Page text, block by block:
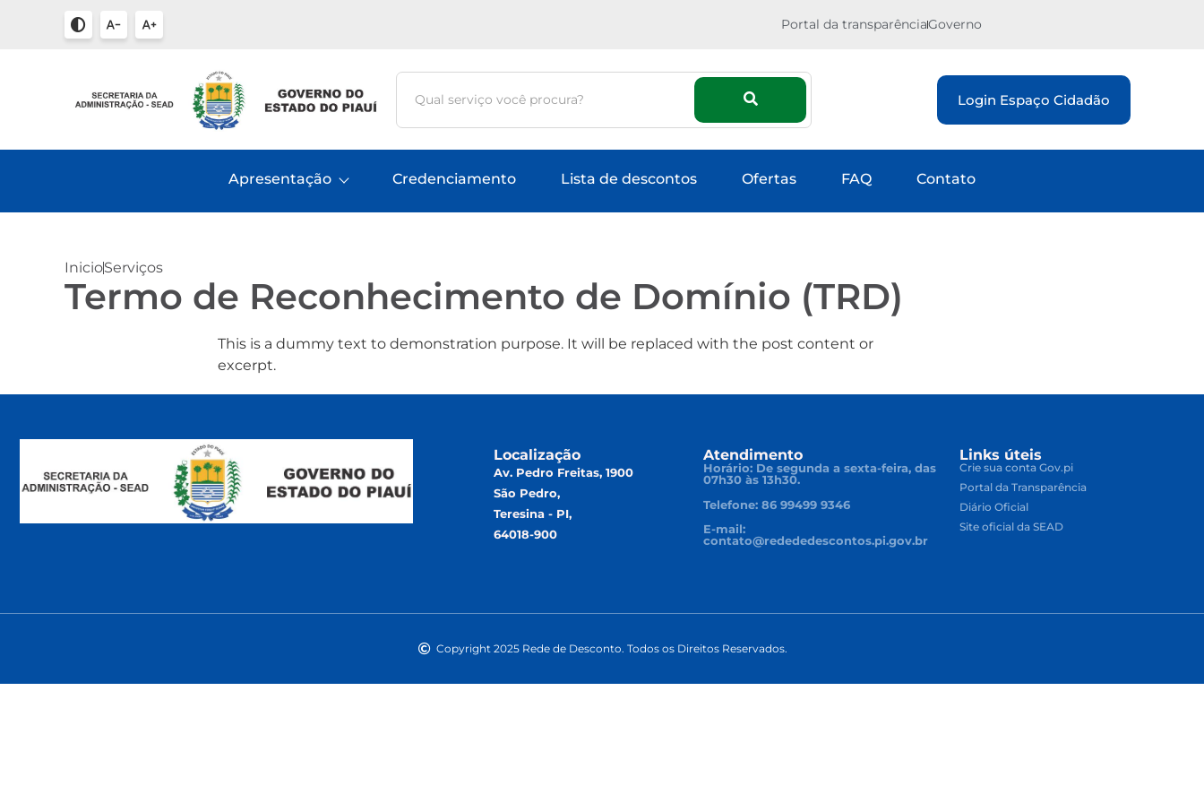
Portal da transparênciaGoverno
Login Espaço Cidadão
Apresentação Credenciamento Lista de descontos Ofertas FAQ Contato
InicioServiços
Termo de Reconhecimento de Domínio (TRD)
This is a dummy text to demonstration purpose. It will be replaced with the post content or
excerpt.
Localização
Av. Pedro Freitas, 1900
São Pedro,
Teresina - PI,
64018-900
Atendimento
Horário: De segunda a sexta-feira, das
07h30 às 13h30.
Telefone: 86 99499 9346
E-mail:
contato@redededescontos.pi.gov.br
Links úteis
Crie sua conta Gov.pi
Portal da Transparência
Diário Oficial
Site oficial da SEAD
Copyright 2025 Rede de Desconto. Todos os Direitos Reservados.